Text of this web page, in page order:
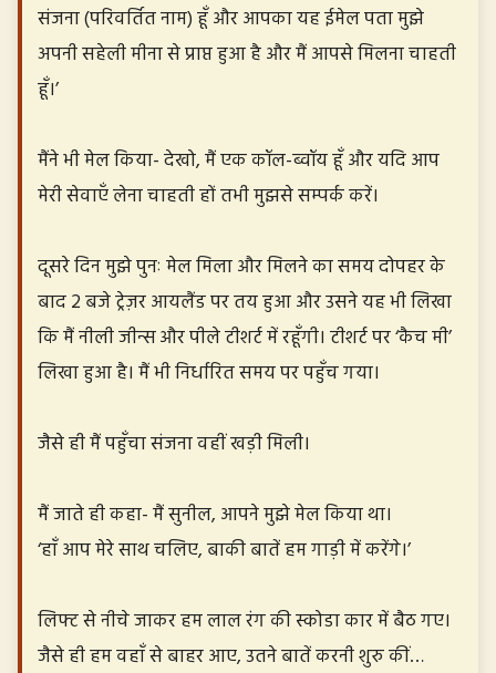
संजना (परिवर्तित नाम) हूँ और आपका यह ईमेल पता मुझे
अपनी सहेली मीना से प्राप्त हुआ है और मैं आपसे मिलना चाहती
हूँ।’
मैंने भी मेल किया- देखो, मैं एक कॉल-ब्वॉय हूँ और यदि आप
मेरी सेवाएँ लेना चाहती हों तभी मुझसे सम्पर्क करें।
दूसरे दिन मुझे पुनः मेल मिला और मिलने का समय दोपहर के
बाद 2 बजे ट्रेज़र आयलैंड पर तय हुआ और उसने यह भी लिखा
कि मैं नीली जीन्स और पीले टीशर्ट में रहूँगी। टीशर्ट पर ‘कैच मी’
लिखा हुआ है। मैं भी निर्धारित समय पर पहुँच गया।
जैसे ही मैं पहुँचा संजना वहीं खड़ी मिली।
मैं जाते ही कहा- मैं सुनील, आपने मुझे मेल किया था।
‘हाँ आप मेरे साथ चलिए, बाकी बातें हम गाड़ी में करेंगे।’
लिफ्ट से नीचे जाकर हम लाल रंग की स्कोडा कार में बैठ गए।
जैसे ही हम वहाँ से बाहर आए, उतने बातें करनी शुरु कीं…